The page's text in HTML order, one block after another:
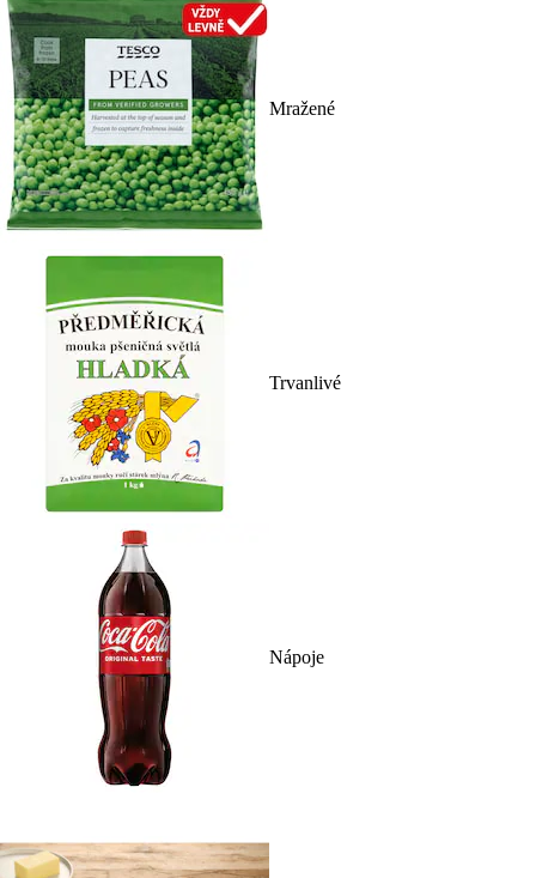
Mražené
Trvanlivé
Nápoje